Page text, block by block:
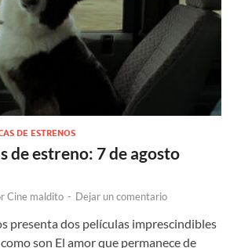
DE ESTRENOS
de estreno: 7 de agosto
Cine maldito - Dejar un comentario
presenta dos películas imprescindibles
son El amor que permanece de